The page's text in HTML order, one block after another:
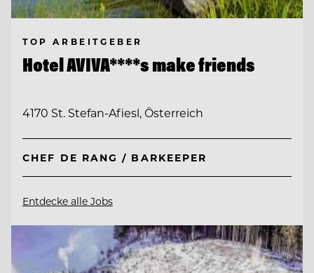
TOP ARBEITGEBER
Hotel AVIVA****s make friends
4170 St. Stefan-Afiesl, Österreich
CHEF DE RANG / BARKEEPER
Entdecke alle Jobs